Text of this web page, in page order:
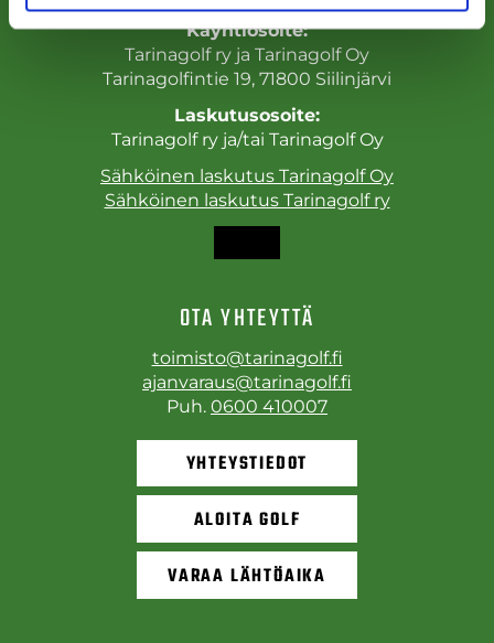
Käyntiosoite:
Tarinagolf ry ja Tarinagolf Oy
Tarinagolfintie 19, 71800 Siilinjärvi
Laskutusosoite:
Tarinagolf ry ja/tai Tarinagolf Oy
Sähköinen laskutus Tarinagolf Oy
Sähköinen laskutus Tarinagolf ry
OTA YHTEYTTÄ
toimisto@tarinagolf.fi
ajanvaraus@tarinagolf.fi
Puh. 0600 410007
YHTEYSTIEDOT
ALOITA GOLF
VARAA LÄHTÖAIKA